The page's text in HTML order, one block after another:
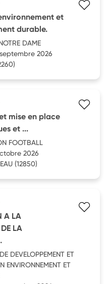
et
durable.
DAME
2026
mise en place
et ...
FOOTBALL
2026
(12850)
A LA
LA
DEVELOPPEMENT ET
ENVIRONNEMENT ET